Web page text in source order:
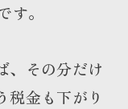
。
、その分だけ
税金も下がり